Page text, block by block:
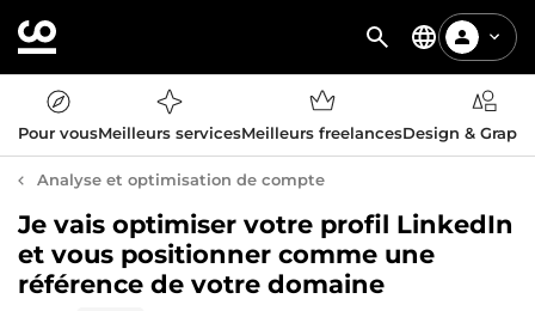
Pour vousMeilleurs servicesMeilleurs freelancesDesign &
Analyse et optimisation de compte
Je vais optimiser votre profil LinkedIn
et vous positionner comme une
référence de votre domaine